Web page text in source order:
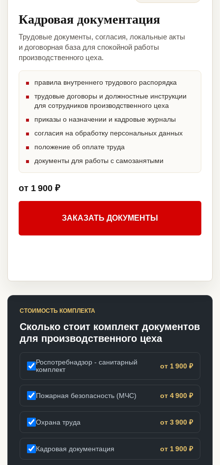
Кадровая документация
Трудовые документы, согласия, локальные акты
и договорная база для спокойной работы
производственного цеха.
правила внутреннего трудового распорядка
трудовые договоры и должностные инструкции
для сотрудников производственного цеха
приказы о назначении и кадровые журналы
согласия на обработку персональных данных
положение об оплате труда
документы для работы с самозанятыми
от 1 900 ₽
ЗАКАЗАТЬ ДОКУМЕНТЫ
СТОИМОСТЬ КОМПЛЕКТА
Сколько стоит комплект документов
для производственного цеха
Роспотребнадзор - санитарный
комплект
от 1 900 ₽
Пожарная безопасность (МЧС) от 4 900 ₽
Охрана труда от 3 900 ₽
Кадровая документация от 1 900 ₽